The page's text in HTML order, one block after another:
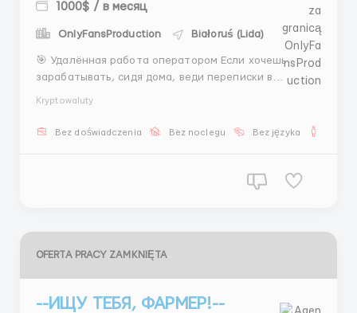
1000$ / в месяц
OnlyFansProduction Białoruś (Lida)
🎯 Удалённая работа оператором Если хочешь
зарабатывать, сидя дома, веди переписки в
стабильный + бонусы за активность. 📲 Telegram:
Kryptowaluty
Bez doświadczenia Bez noclegu Bez języka
OFERTA PRACY ZAMKNIĘTA
--ИЩУ ТЕБЯ, ФАРМЕР!--